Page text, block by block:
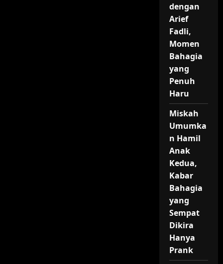
dengan
Arief
Fadli,
Momen
Bahagia
yang
Penuh
Haru
Miskah
Umumka
n Hamil
Anak
Kedua,
Kabar
Bahagia
yang
Sempat
Dikira
Hanya
Prank